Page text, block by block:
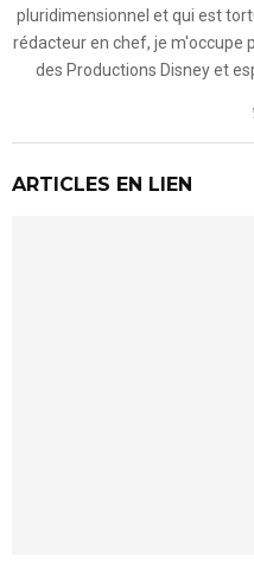
pluridimensionnel et qui est
rédacteur en chef, je m'occupe
des Productions Disney et
ARTICLES EN LIEN